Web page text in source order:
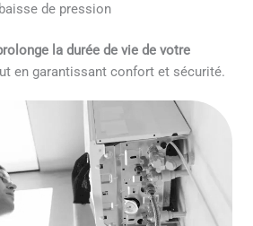
de pression
la durée de vie de votre
en garantissant confort et sécurité.